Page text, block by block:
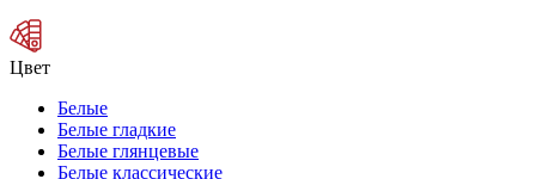
Цвет
Белые
Белые гладкие
Белые глянцевые
Белые классические